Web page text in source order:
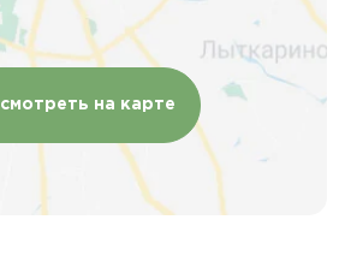
на карте